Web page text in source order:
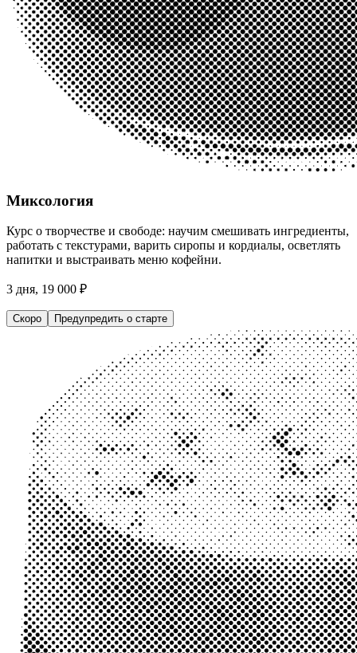
Миксология
Курс о творчестве и свободе: научим смешивать ингредиенты,
работать с текстурами, варить сиропы и кордиалы, осветлять
напитки и выстраивать меню кофейни.
3 дня, 19 000 ₽
Скоро Предупредить о старте